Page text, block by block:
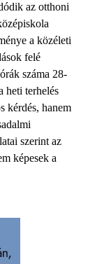
az otthoni
a közéleti
felé
száma 28-
heti terhelés
kérdés, hanem
szerint az
képesek a